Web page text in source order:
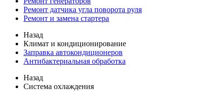
Ремонт датчика угла поворота руля
Ремонт и замена стартера
Назад
Климат и кондиционирование
Заправка автокондиционеров
Антибактериальная обработка
Назад
Система охлаждения